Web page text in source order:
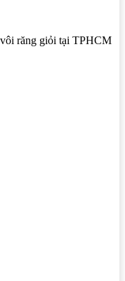
răng giỏi tại TPHCM